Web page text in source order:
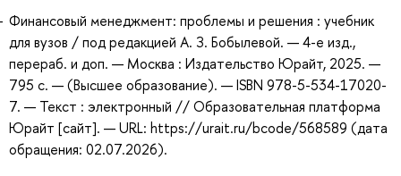
Финансовый менеджмент: проблемы и решения : учебник
для вузов / под редакцией А. З. Бобылевой. — 4-е изд.,
перераб. и доп. — Москва : Издательство Юрайт, 2025. —
795 с. — (Высшее образование). — ISBN 978-5-534-17020-
7. — Текст : электронный // Образовательная платформа
Юрайт [сайт]. — URL: https://urait.ru/bcode/568589 (дата
обращения: 02.07.2026).